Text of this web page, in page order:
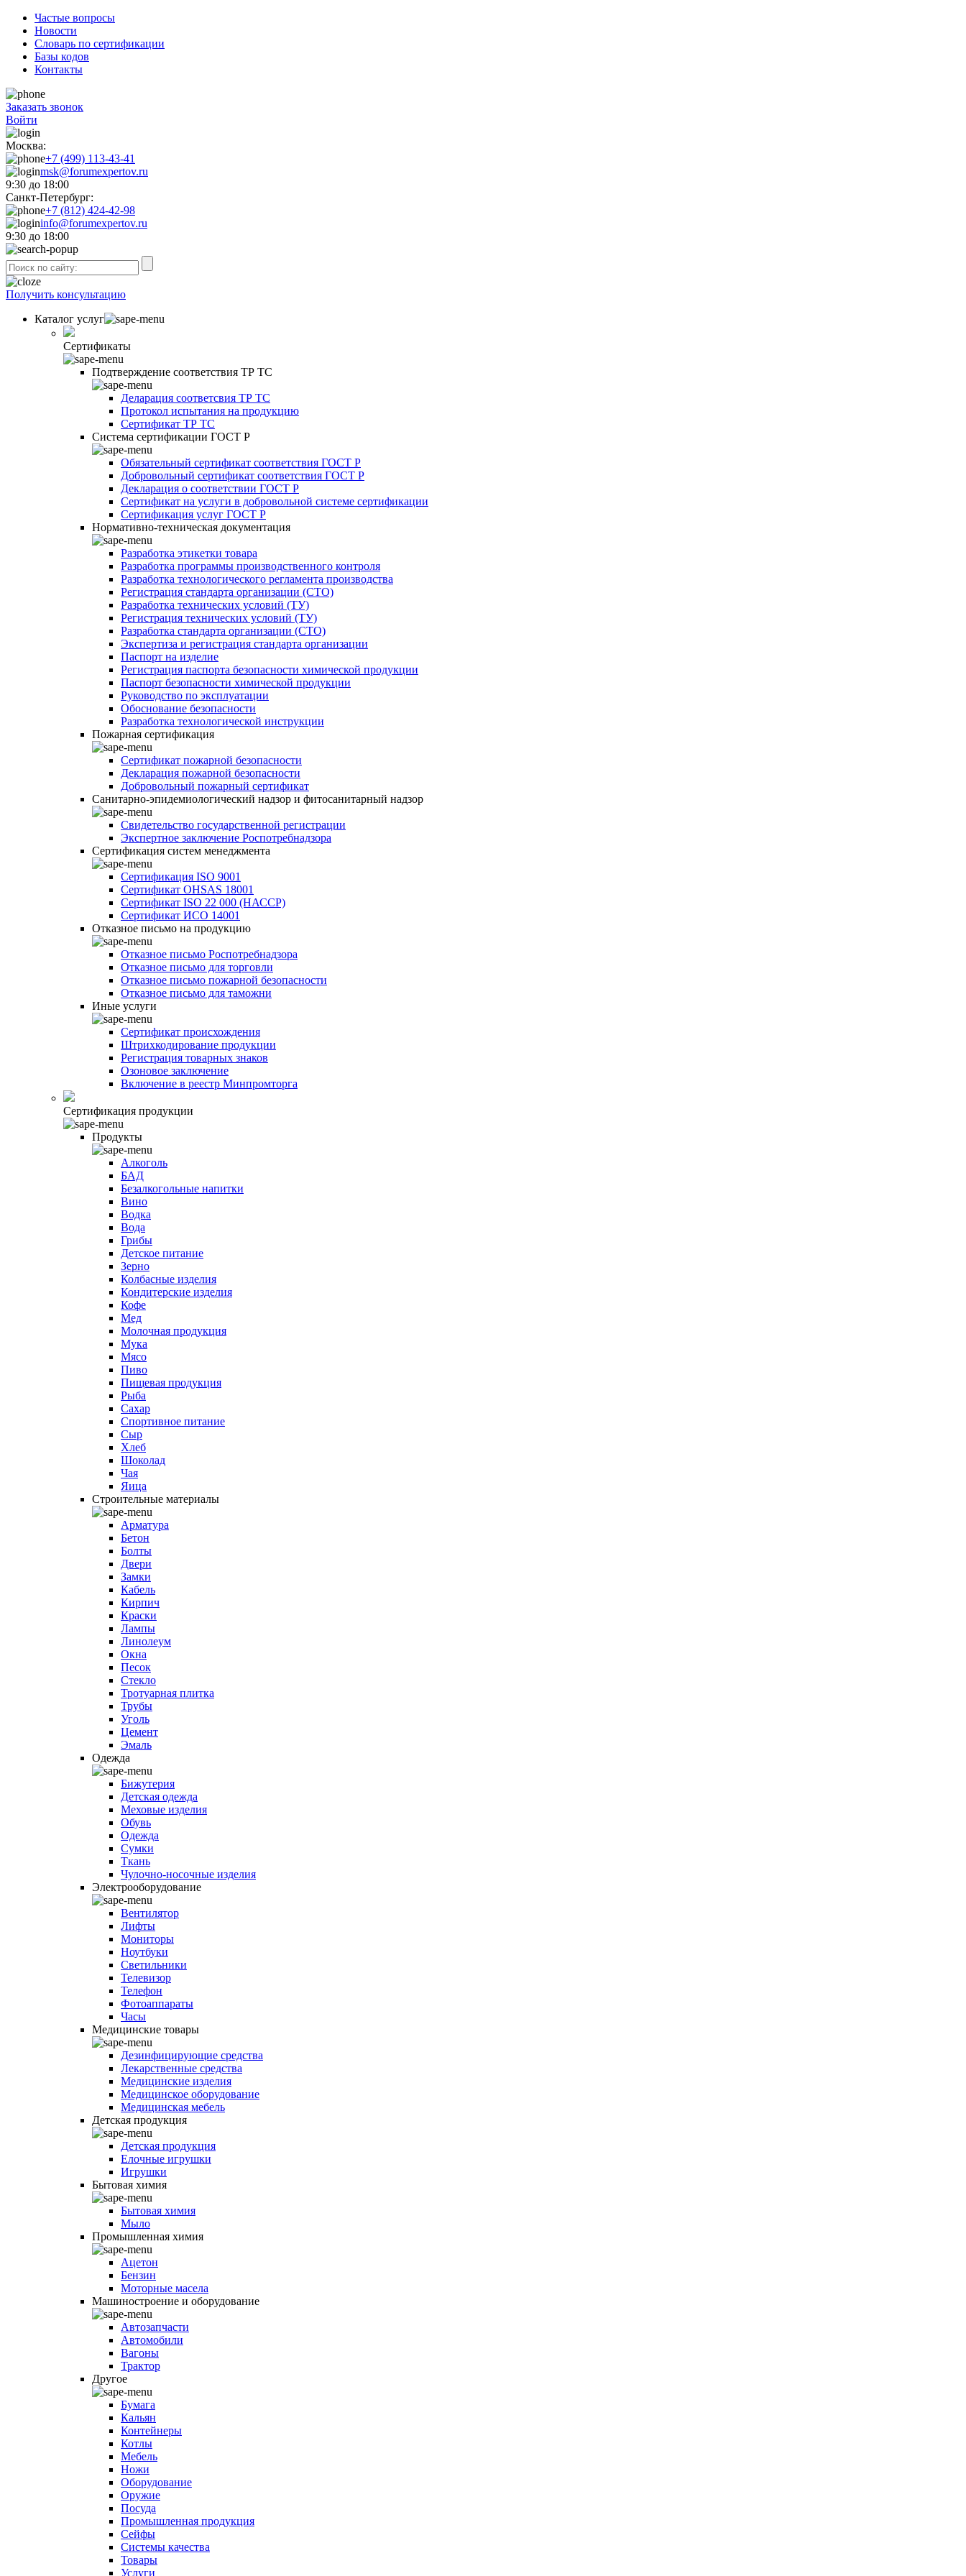
Частые вопросы
Новости
Словарь по сертификации
Базы кодов
Контакты
Заказать звонок
Войти
Москва:
+7 (499) 113-43-41
msk@forumexpertov.ru
9:30 до 18:00
Санкт-Петербург:
+7 (812) 424-42-98
info@forumexpertov.ru
9:30 до 18:00
Получить консультацию
Каталог услуг
Сертификаты
Подтверждение соответствия ТР ТС
Деларация соответсвия ТР ТС
Протокол испытания на продукцию
Сертификат ТР ТС
Система сертификации ГОСТ Р
Обязательный сертификат соответствия ГОСТ Р
Добровольный сертификат соответствия ГОСТ Р
Декларация о соответствии ГОСТ Р
Сертификат на услуги в добровольной системе сертификации
Сертификация услуг ГОСТ Р
Нормативно-техническая документация
Разработка этикетки товара
Разработка программы производственного контроля
Разработка технологического регламента производства
Регистрация стандарта организации (СТО)
Разработка технических условий (ТУ)
Регистрация технических условий (ТУ)
Разработка стандарта организации (СТО)
Экспертиза и регистрация стандарта организации
Паспорт на изделие
Регистрация паспорта безопасности химической продукции
Паспорт безопасности химической продукции
Руководство по эксплуатации
Обоснование безопасности
Разработка технологической инструкции
Пожарная сертификация
Сертификат пожарной безопасности
Декларация пожарной безопасности
Добровольный пожарный сертификат
Санитарно-эпидемиологический надзор и фитосанитарный надзор
Свидетельство государственной регистрации
Экспертное заключение Роспотребнадзора
Сертификация систем менеджмента
Сертификация ISO 9001
Сертификат OHSAS 18001
Сертификат ISO 22 000 (НАССР)
Сертификат ИСО 14001
Отказное письмо на продукцию
Отказное письмо Роспотребнадзора
Отказное письмо для торговли
Отказное письмо пожарной безопасности
Отказное письмо для таможни
Иные услуги
Сертификат происхождения
Штрихкодирование продукции
Регистрация товарных знаков
Озоновое заключение
Включение в реестр Минпромторга
Сертификация продукции
Продукты
Алкоголь
БАД
Безалкогольные напитки
Вино
Водка
Вода
Грибы
Детское питание
Зерно
Колбасные изделия
Кондитерские изделия
Кофе
Мед
Молочная продукция
Мука
Мясо
Пиво
Пищевая продукция
Рыба
Сахар
Спортивное питание
Сыр
Хлеб
Шоколад
Чая
Яица
Строительные материалы
Арматура
Бетон
Болты
Двери
Замки
Кабель
Кирпич
Краски
Лампы
Линолеум
Окна
Песок
Стекло
Тротуарная плитка
Трубы
Уголь
Цемент
Эмаль
Одежда
Бижутерия
Детская одежда
Меховые изделия
Обувь
Одежда
Сумки
Ткань
Чулочно-носочные изделия
Электрооборудование
Вентилятор
Лифты
Мониторы
Ноутбуки
Светильники
Телевизор
Телефон
Фотоаппараты
Часы
Медицинские товары
Дезинфицирующие средства
Лекарственные средства
Медицинские изделия
Медицинское оборудование
Медицинская мебель
Детская продукция
Детская продукция
Елочные игрушки
Игрушки
Бытовая химия
Бытовая химия
Мыло
Промышленная химия
Ацетон
Бензин
Моторные масела
Машиностроение и оборудование
Автозапчасти
Автомобили
Вагоны
Трактор
Другое
Бумага
Кальян
Контейнеры
Котлы
Мебель
Ножи
Оборудование
Оружие
Посуда
Промышленная продукция
Сейфы
Системы качества
Товары
Услуги